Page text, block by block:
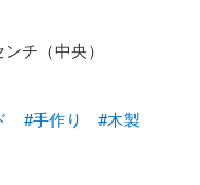
チ（中央）
#手作り #木製